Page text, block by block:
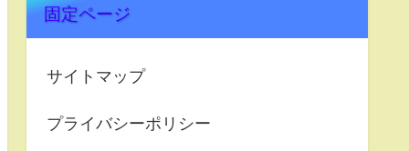
固定ページ
サイトマップ
プライバシーポリシー